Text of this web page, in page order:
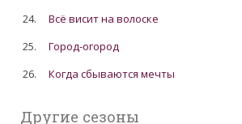
24.
Всё висит на волоске
25.
Город-огород
26.
Когда сбываются мечты
Другие сезоны